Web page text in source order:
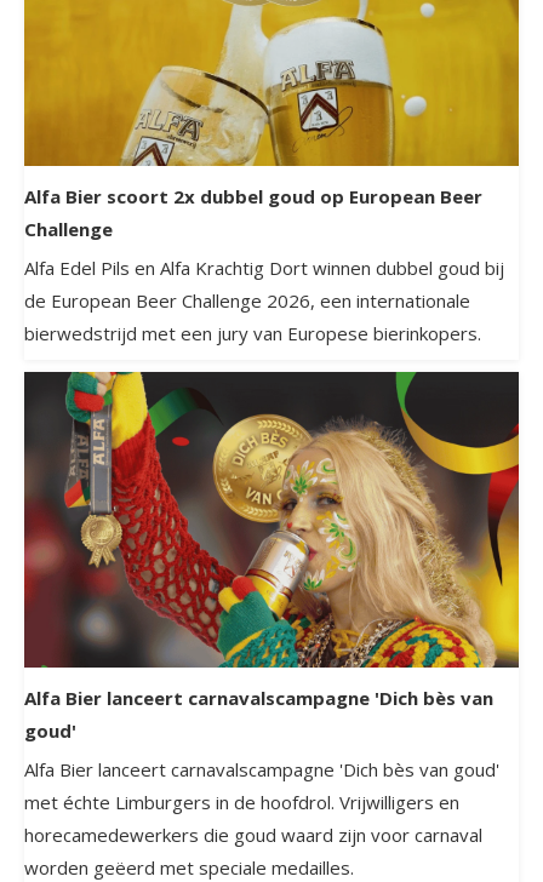
Alfa Bier scoort 2x dubbel goud op European Beer
Challenge
Alfa Edel Pils en Alfa Krachtig Dort winnen dubbel goud bij
de European Beer Challenge 2026, een internationale
bierwedstrijd met een jury van Europese bierinkopers.
Alfa Bier lanceert carnavalscampagne 'Dich bès van
goud'
Alfa Bier lanceert carnavalscampagne 'Dich bès van goud'
met échte Limburgers in de hoofdrol. Vrijwilligers en
horecamedewerkers die goud waard zijn voor carnaval
worden geëerd met speciale medailles.